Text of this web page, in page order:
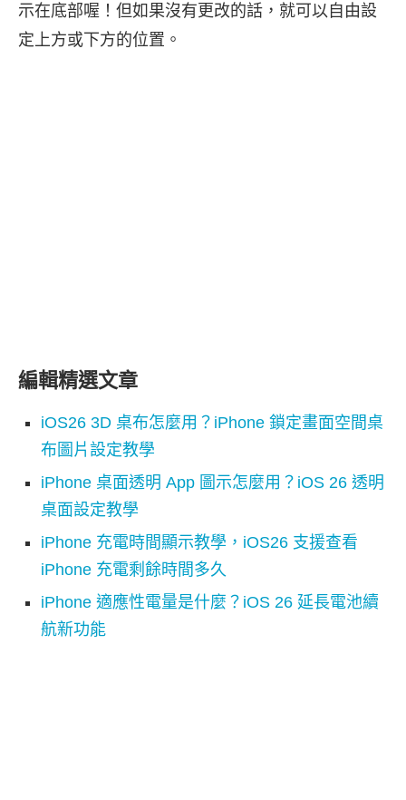
示在底部喔！但如果沒有更改的話，就可以自由設
定上方或下方的位置。
編輯精選文章
iOS26 3D 桌布怎麼用？iPhone 鎖定畫面空間桌
布圖片設定教學
iPhone 桌面透明 App 圖示怎麼用？iOS 26 透明
桌面設定教學
iPhone 充電時間顯示教學，iOS26 支援查看
iPhone 充電剩餘時間多久
iPhone 適應性電量是什麼？iOS 26 延長電池續
航新功能